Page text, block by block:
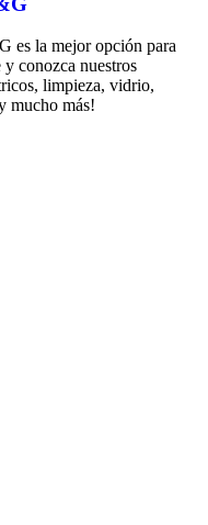
es la mejor opción para
conozca nuestros
limpieza, vidrio,
mucho más!